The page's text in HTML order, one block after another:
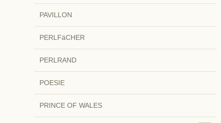
PAVILLON
PERLFäCHER
PERLRAND
POESIE
PRINCE OF WALES